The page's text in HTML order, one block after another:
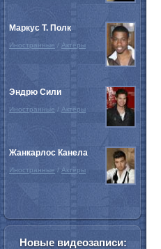
Маркус Т. Полк
Иностранные / Актёры
Эндрю Сили
Иностранные / Актёры
Жанкарлос Канела
Иностранные / Актёры
Новые видеозаписи: